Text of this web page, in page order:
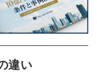
違い